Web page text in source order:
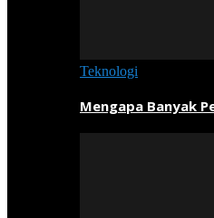
Teknologi
Mengapa Banyak